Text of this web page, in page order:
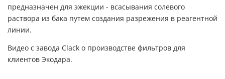
предназначен для эжекции - всасывания солевого
раствора из бака путем создания разрежения в реагентной
линии.
Видео с завода Clack о производстве фильтров для
клиентов Экодара.